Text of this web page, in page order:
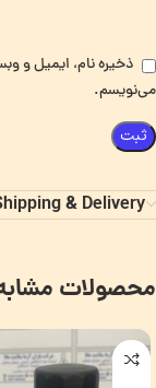
ذخیره نام، ایمیل و
می‌نویسم.
& Delivery
محصولات